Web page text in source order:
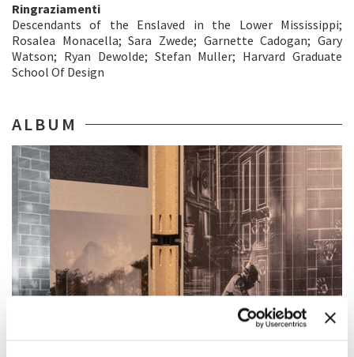
Ringraziamenti
Descendants of the Enslaved in the Lower Mississippi;
Rosalea Monacella; Sara Zwede; Garnette Cadogan; Gary
Watson; Ryan Dewolde; Stefan Muller; Harvard Graduate
School Of Design
ALBUM